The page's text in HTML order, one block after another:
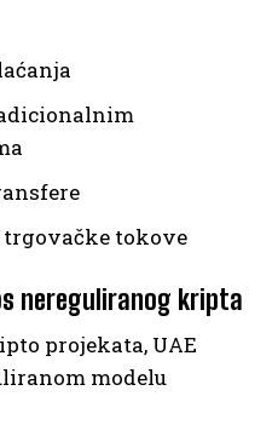
tokove
nereguliranog kripta
projekata, UAE
modelu